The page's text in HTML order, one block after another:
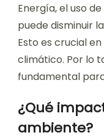
Energía, el uso
puede disminuir
Esto es crucial
climático. Por lo
fundamental
¿Qué
ambiente?